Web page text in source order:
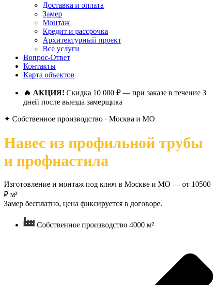
Доставка и оплата
Замер
Монтаж
Кредит и рассрочка
Архитектурный проект
Все услуги
Вопрос-Ответ
Контакты
Карта объектов
🔥 АКЦИЯ! Скидка 10 000 ₽ — при заказе в течение 3
дней после выезда замерщика
✦ Собственное производство · Москва и МО
Навес из профильной трубы
и профнастила
Изготовление и монтаж под ключ в Москве и МО — от 10500
₽ м²
Замер бесплатно, цена фиксируется в договоре.
Собственное производство 4000 м²